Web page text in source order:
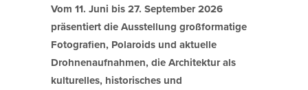
Vom 11. Juni bis 27. September 2026
präsentiert die Ausstellung großformatige
Fotografien, Polaroids und aktuelle
Drohnenaufnahmen, die Architektur als
kulturelles, historisches und